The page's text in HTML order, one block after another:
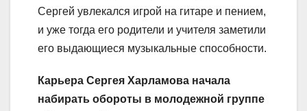
Сергей увлекался игрой на гитаре и пением,
и уже тогда его родители и учителя заметили
его выдающиеся музыкальные способности.
Карьера Сергея Харламова начала
набирать обороты в молодежной группе